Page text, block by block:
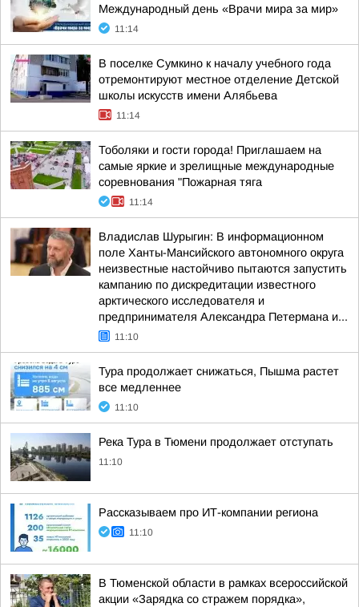
Международный день «Врачи мира за мир»
11:14
В поселке Сумкино к началу учебного года
отремонтируют местное отделение Детской
школы искусств имени Алябьева
11:14
Тоболяки и гости города! Приглашаем на
самые яркие и зрелищные международные
соревнования "Пожарная тяга
11:14
Владислав Шурыгин: В информационном
поле Ханты-Мансийского автономного округа
неизвестные настойчиво пытаются запустить
кампанию по дискредитации известного
арктического исследователя и
предпринимателя Александра Петермана и...
11:10
Тура продолжает снижаться, Пышма растет
все медленнее
11:10
Река Тура в Тюмени продолжает отступать
11:10
Рассказываем про ИТ-компании региона
11:10
В Тюменской области в рамках всероссийской
акции «Зарядка со стражем порядка»,